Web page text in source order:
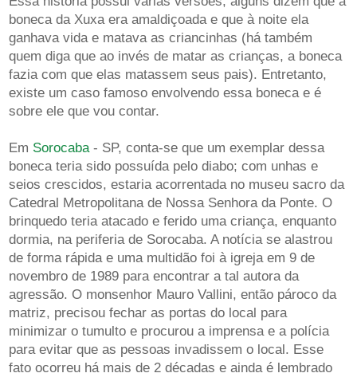
boneca da Xuxa era amaldiçoada e que à noite ela
ganhava vida e matava as criancinhas (há também
quem diga que ao invés de matar as crianças, a boneca
fazia com que elas matassem seus pais). Entretanto,
existe um caso famoso envolvendo essa boneca e é
sobre ele que vou contar.
Em Sorocaba- SP, conta-se que um exemplar dessa
boneca teria sido possuída pelo diabo; com unhas e
seios crescidos, estaria acorrentada no museu sacro da
Catedral Metropolitana de Nossa Senhora da Ponte. O
brinquedo teria atacado e ferido uma criança, enquanto
dormia, na periferia de Sorocaba. A notícia se alastrou
de forma rápida e uma multidão foi à igreja em 9 de
novembro de 1989 para encontrar a tal autora da
agressão. O monsenhor Mauro Vallini, então pároco da
matriz, precisou fechar as portas do local para
minimizar o tumulto e procurou a imprensa e a polícia
para evitar que as pessoas invadissem o local. Esse
fato ocorreu há mais de 2 décadas e ainda é lembrado